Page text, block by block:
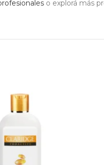
o explorá más